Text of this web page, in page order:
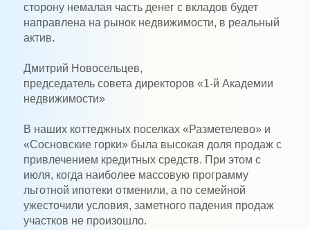
сторону немалая часть денег с вкладов будет
направлена на рынок недвижимости, в реальный
актив.
Дмитрий Новосельцев,
председатель совета директоров «1-й Академии
недвижимости»
В наших коттеджных поселках «Разметелево» и
«Сосновские горки» была высокая доля продаж с
привлечением кредитных средств. При этом с
июля, когда наиболее массовую программу
льготной ипотеки отменили, а по семейной
ужесточили условия, заметного падения продаж
участков не произошло.